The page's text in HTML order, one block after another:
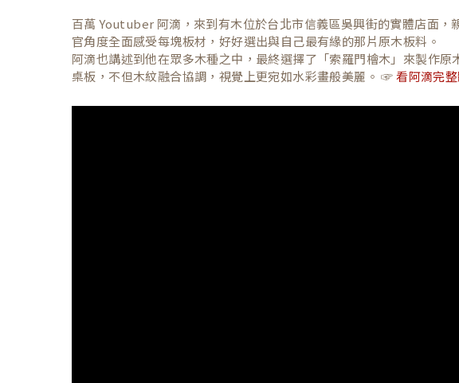
百萬 Youtuber 阿滴，來到有木位於台北市信義區吳興街的實體店面
官角度全面感受每塊板材，好好選出與自己最有緣的那片原木板料。
阿滴也講述到他在眾多木種之中，最終選擇了「索羅門檜木」來製作
桌板，不但木紋融合協調，視覺上更宛如水彩畫般美麗。 ☞看阿滴完